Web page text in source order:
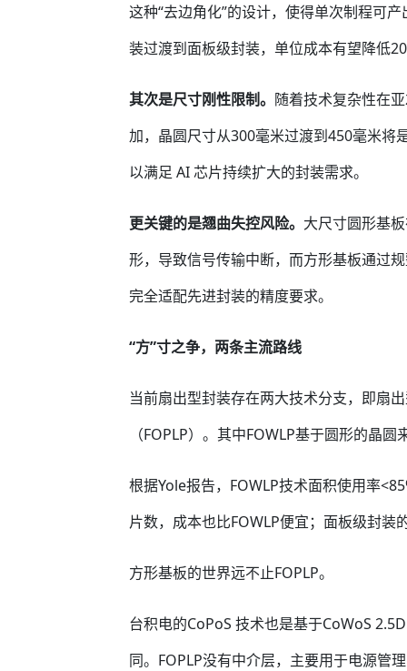
这种“去边角化”的设计，使得单次制程可
装过渡到面板级封装，单位成本有望降低
其次是尺寸刚性限制。 随着技术复杂性在
加，晶圆尺寸从300毫米过渡到450毫米将
以满足 AI 芯片持续扩大的封装需求。
更关键的是翘曲失控风险。 大尺寸圆形基
形，导致信号传输中断，而方形基板通过
完全适配先进封装的精度要求。
“方”寸之争，两条主流路线
当前扇出型封装存在两大技术分支，即扇
（FOPLP）。其中FOWLP基于圆形的晶
根据Yole报告，FOWLP技术面积使用率
片数，成本也比FOWLP便宜；面板级封装
方形基板的世界远不止FOPLP。
台积电的CoPoS 技术也是基于CoWoS
同。FOPLP没有中介层，主要用于电源管